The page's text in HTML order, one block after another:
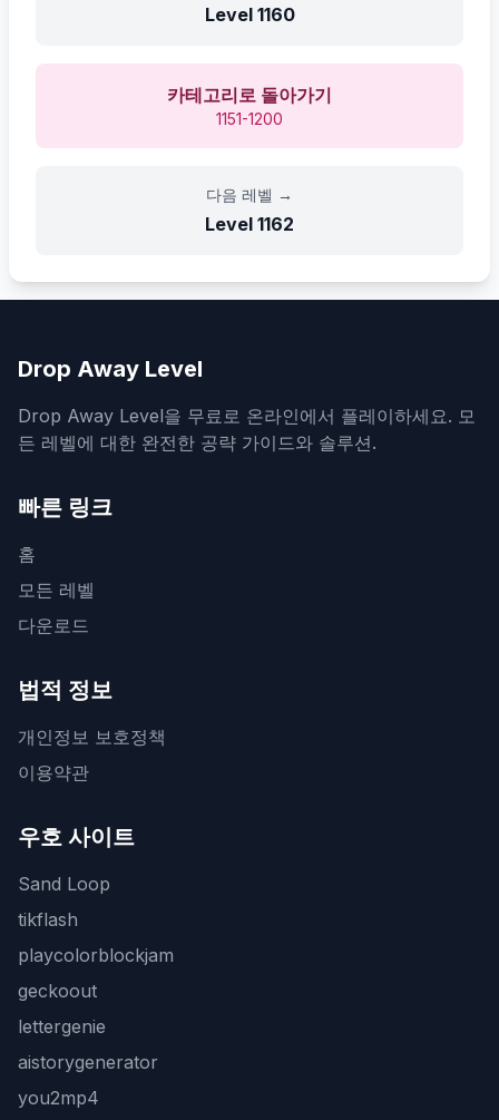
Level 1160
카테고리로 돌아가기
1151-1200
다음 레벨 →
Level 1162
Drop Away Level
Drop Away Level을 무료로 온라인에서 플레이하세요. 모
든 레벨에 대한 완전한 공략 가이드와 솔루션.
빠른 링크
홈
모든 레벨
다운로드
법적 정보
개인정보 보호정책
이용약관
우호 사이트
Sand Loop
tikflash
playcolorblockjam
geckoout
lettergenie
aistorygenerator
you2mp4